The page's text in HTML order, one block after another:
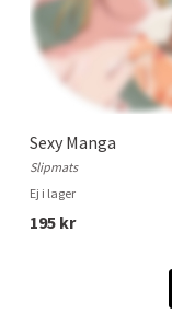
Sexy Manga
Slipmats
Ej i lager
195 kr